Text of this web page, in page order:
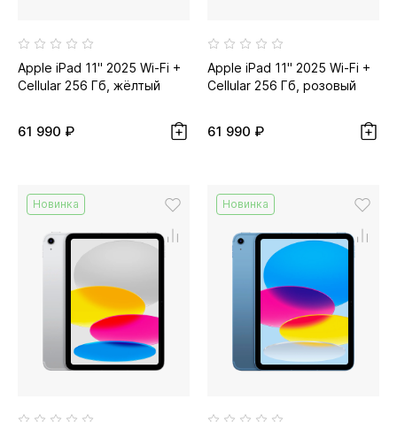
Apple iPad 11" 2025 Wi-Fi +
Cellular 256 Гб, жёлтый
61 990 ₽
Apple iPad 11" 2025 Wi-Fi +
Cellular 256 Гб, розовый
61 990 ₽
Новинка Новинка